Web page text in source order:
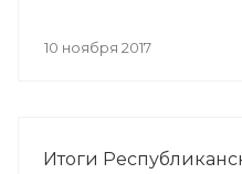
10 ноября 2017
Итоги